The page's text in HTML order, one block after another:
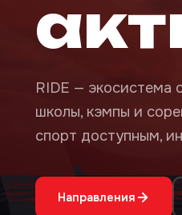
RIDE — экосистема
школы, кэмпы и
спорт доступным,
Направления